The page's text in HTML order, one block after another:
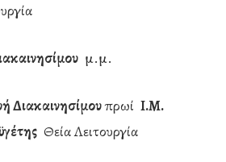
μ.μ.
ΔιακαινησίμουπρωίΙ.Μ.
Θεία Λειτουργία